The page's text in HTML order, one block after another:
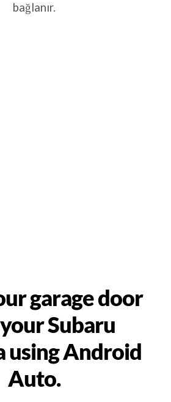
bağlanır.
garage door
Subaru
using Android
Auto.